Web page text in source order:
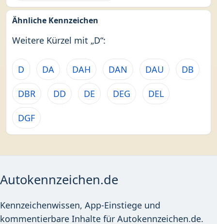
Ähnliche Kennzeichen
Weitere Kürzel mit „D“:
D DA DAH DAN DAU DB
DBR DD DE DEG DEL
DGF
Autokennzeichen.de
Kennzeichenwissen, App-Einstiege und
kommentierbare Inhalte für Autokennzeichen.de.